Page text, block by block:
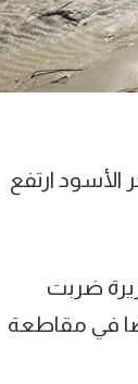
الأسود ارتفع
ضربت
البلاد يوم الأربعاء، أسفر عن مقتل 34 شخصًا في مقاطعة